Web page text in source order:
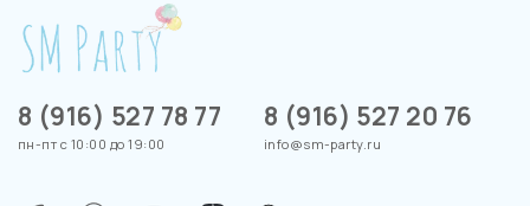
8 (916) 527 78 77
пн-пт с 10:00 до 19:00
8 (916) 527 20 76
info@sm-party.ru